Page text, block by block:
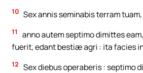
10 Sex annis seminabis terram
11
anno autem septimo dimittes
fuerit, edant bestiæ agri : ita facies
12 Sex diebus operaberis :